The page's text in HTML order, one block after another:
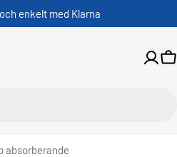
enkelt med Klarna
absorberande